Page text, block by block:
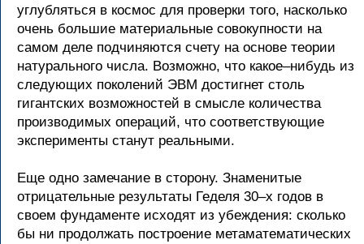
углубляться в космос для проверки того, насколько
очень большие материальные совокупности на
самом деле подчиняются счету на основе теории
натурального числа. Возможно, что какое–нибудь из
следующих поколений ЭВМ достигнет столь
гигантских возможностей в смысле количества
производимых операций, что соответствующие
эксперименты станут реальными.
Еще одно замечание в сторону. Знаменитые
отрицательные результаты Геделя 30–х годов в
своем фундаменте исходят из убеждения: сколько
бы ни продолжать построение метаматематических